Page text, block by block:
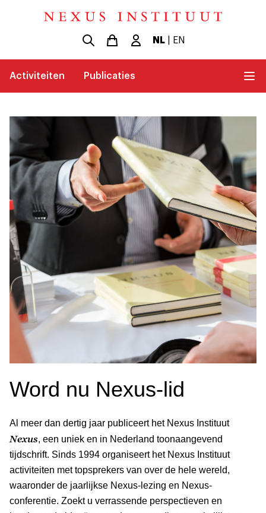
NL| EN
Activiteiten Publicaties
Word nu Nexus-lid
Al meer dan dertig jaar publiceert het Nexus Instituut
Nexus, een uniek en in Nederland toonaangevend
tijdschrift. Sinds 1994 organiseert het Nexus Instituut
activiteiten met topsprekers van over de hele wereld,
waaronder de jaarlijkse Nexus-lezing en Nexus-
conferentie. Zoekt u verrassende perspectieven en